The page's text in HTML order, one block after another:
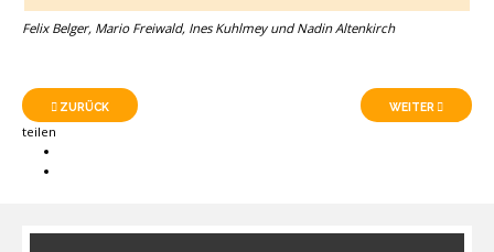
Felix Belger, Mario Freiwald, Ines Kuhlmey und Nadin Altenkirch
ZURÜCK WEITER
teilen